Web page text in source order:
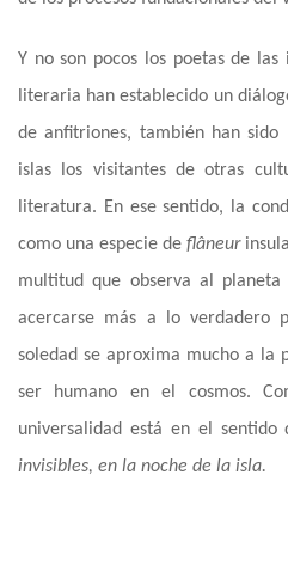
Y no son pocos los poetas de
literaria han establecido un
de anfitriones, también han sido
islas los visitantes de otras
literatura. En ese sentido, la
como una especie de flâneur
multitud que observa al
acercarse más a lo verdadero
soledad se aproxima mucho a la
ser humano en el cosmos.
universalidad está en el
invisibles, en la noche de la isla.